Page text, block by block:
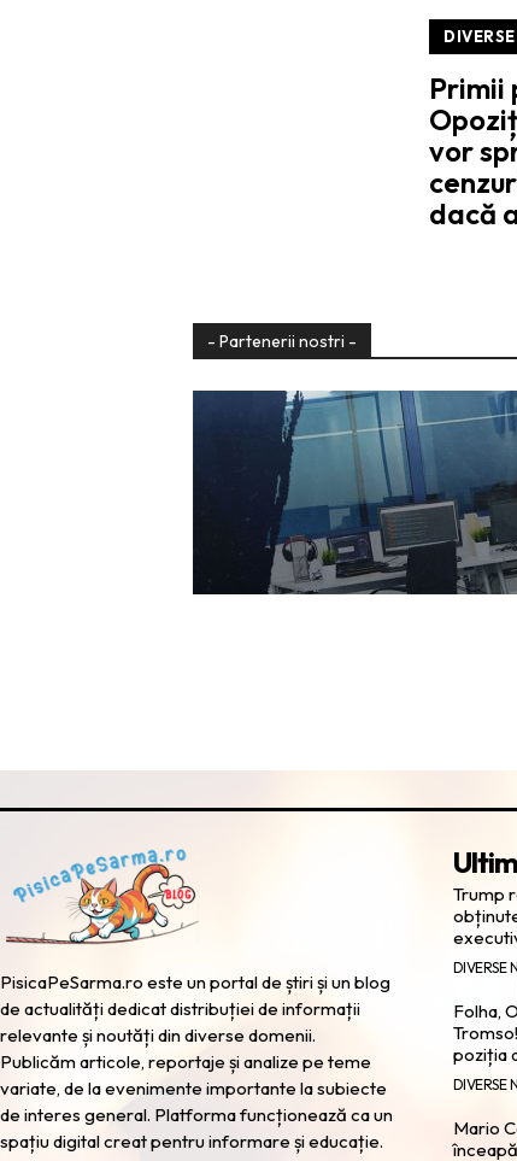
Primii
vor
dacă
- Partenerii nostri -
PisicaPeSarma.ro este un portal de știri și un blog
de actualități dedicat distribuției de informații
relevante și noutăți din diverse domenii.
Publicăm articole, reportaje și analize pe teme
variate, de la evenimente importante la subiecte
de interes general. Platforma funcționează ca un
spațiu digital creat pentru informare și educație.
Trump
DIVERSE
Folha,
poziția
DIVERSE
Mario